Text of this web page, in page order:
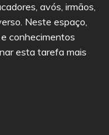
avós, irmãos,
Neste espaço,
conhecimentos
esta tarefa mais